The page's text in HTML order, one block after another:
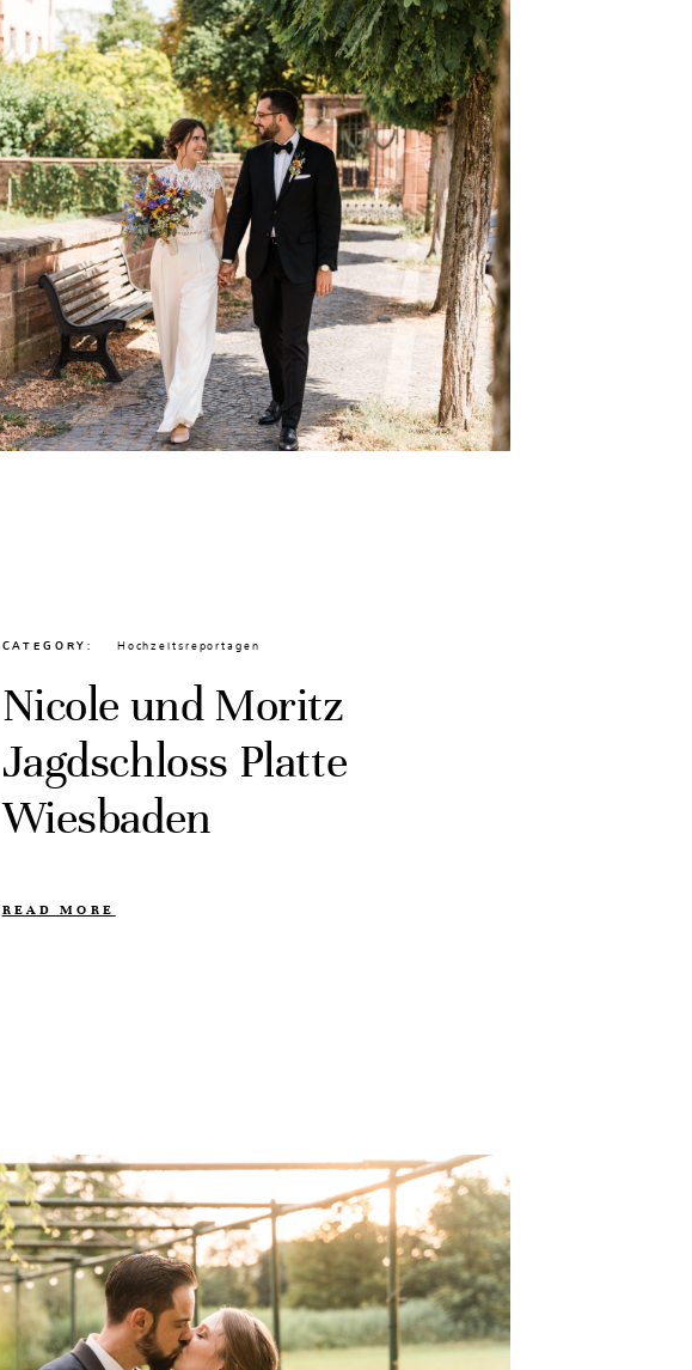
CATEGORY Hochzeitsreportagen
Nicole und Moritz
Jagdschloss Platte
Wiesbaden
READ MORE